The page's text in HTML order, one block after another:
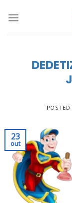
POSTED
23
out